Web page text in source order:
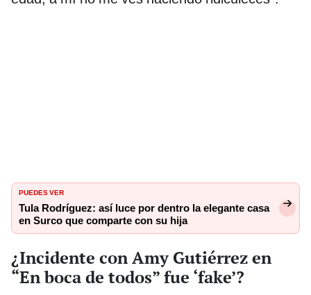
PUEDES VER
Tula Rodríguez: así luce por dentro la elegante casa
en Surco que comparte con su hija
¿Incidente con Amy Gutiérrez en
“En boca de todos” fue ‘fake’?